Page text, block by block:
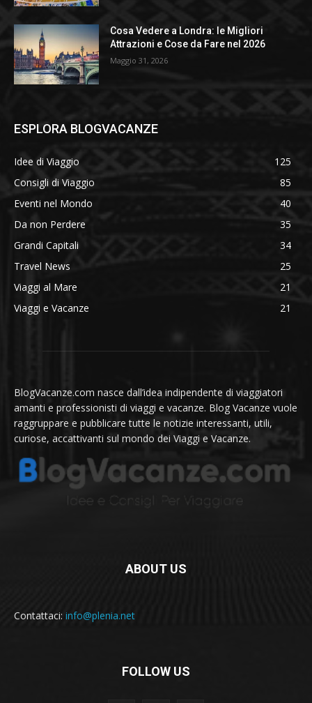
Cosa Vedere a Londra: le Migliori
Attrazioni e Cose da Fare nel 2026
Maggio 31, 2026
ESPLORA BLOGVACANZE
Idee di Viaggio
125
Consigli di Viaggio
85
Eventi nel Mondo
40
Da non Perdere
35
Grandi Capitali
34
Travel News
25
Viaggi al Mare
21
Viaggi e Vacanze
21
BlogVacanze.com nasce dall’idea indipendente di viaggiatori
amanti e professionisti di viaggi e vacanze. Blog Vacanze vuole
raggruppare e pubblicare tutte le notizie interessanti, utili,
curiose, accattivanti sul mondo dei Viaggi e Vacanze.
ABOUT US
Contattaci: info@plenia.net
FOLLOW US